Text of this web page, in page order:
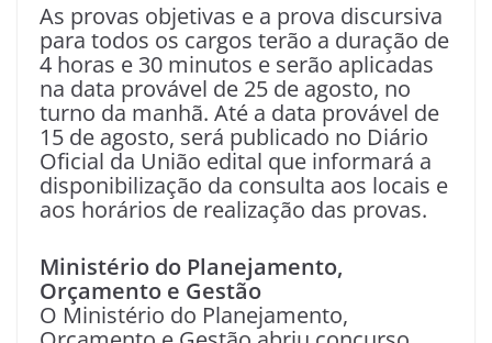
As provas objetivas e a prova discursiva
para todos os cargos terão a duração de
4 horas e 30 minutos e serão aplicadas
na data provável de 25 de agosto, no
turno da manhã. Até a data provável de
15 de agosto, será publicado no Diário
Oficial da União edital que informará a
disponibilização da consulta aos locais e
aos horários de realização das provas.
Ministério do Planejamento,
Orçamento e Gestão
O Ministério do Planejamento,